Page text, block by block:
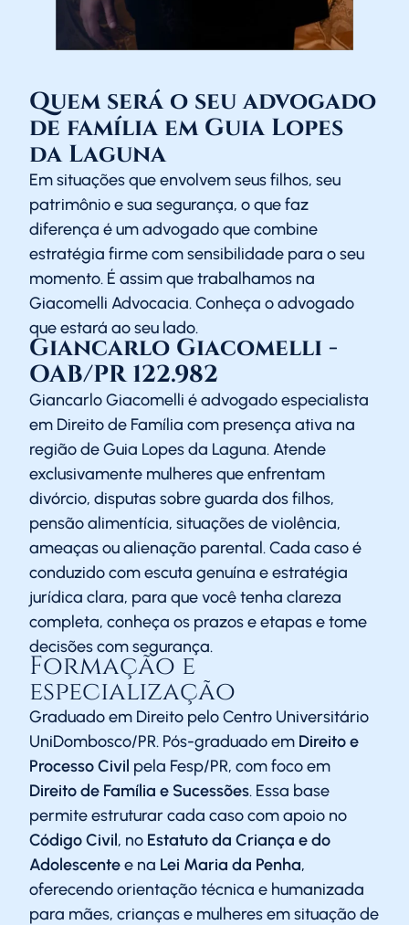
Quem será o seu advogado
de família em Guia Lopes
da Laguna
Em situações que envolvem seus filhos, seu
patrimônio e sua segurança, o que faz
diferença é um advogado que combine
estratégia firme com sensibilidade para o seu
momento. É assim que trabalhamos na
Giacomelli Advocacia. Conheça o advogado
que estará ao seu lado.
Giancarlo Giacomelli -
OAB/PR 122.982
Giancarlo Giacomelli é advogado especialista
em Direito de Família com presença ativa na
região de Guia Lopes da Laguna. Atende
exclusivamente mulheres que enfrentam
divórcio, disputas sobre guarda dos filhos,
pensão alimentícia, situações de violência,
ameaças ou alienação parental. Cada caso é
conduzido com escuta genuína e estratégia
jurídica clara, para que você tenha clareza
completa, conheça os prazos e etapas e tome
decisões com segurança.
Formação e
especialização
Graduado em Direito pelo Centro Universitário
UniDombosco/PR. Pós-graduado em Direito e
Processo Civil pela Fesp/PR, com foco em
Direito de Família e Sucessões. Essa base
permite estruturar cada caso com apoio no
Código Civil, no Estatuto da Criança e do
Adolescentee na Lei Maria da Penha,
oferecendo orientação técnica e humanizada
para mães, crianças e mulheres em situação de